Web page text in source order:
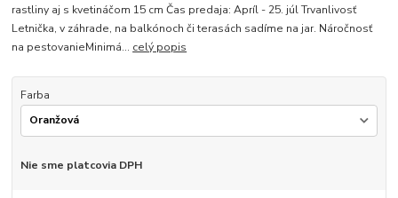
rastliny aj s kvetináčom 15 cm Čas predaja: Apríl - 25. júl Trvanlivosť
Letnička, v záhrade, na balkónoch či terasách sadíme na jar. Náročnosť
na pestovanieMinimá... celý popis
Farba
Nie sme platcovia DPH